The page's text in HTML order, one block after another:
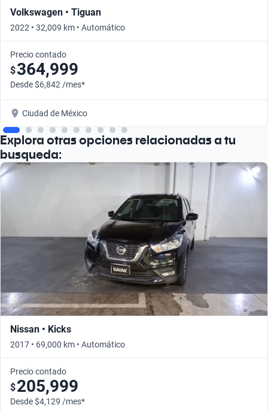
Volkswagen • Tiguan
2022 • 32,009 km • Automático
Precio contado
$364,999
Desde $6,842 /mes*
Ciudad de México
Explora otras opciones relacionadas a tu
busqueda:
Nissan • Kicks
2017 • 69,000 km • Automático
Precio contado
$205,999
Desde $4,129 /mes*